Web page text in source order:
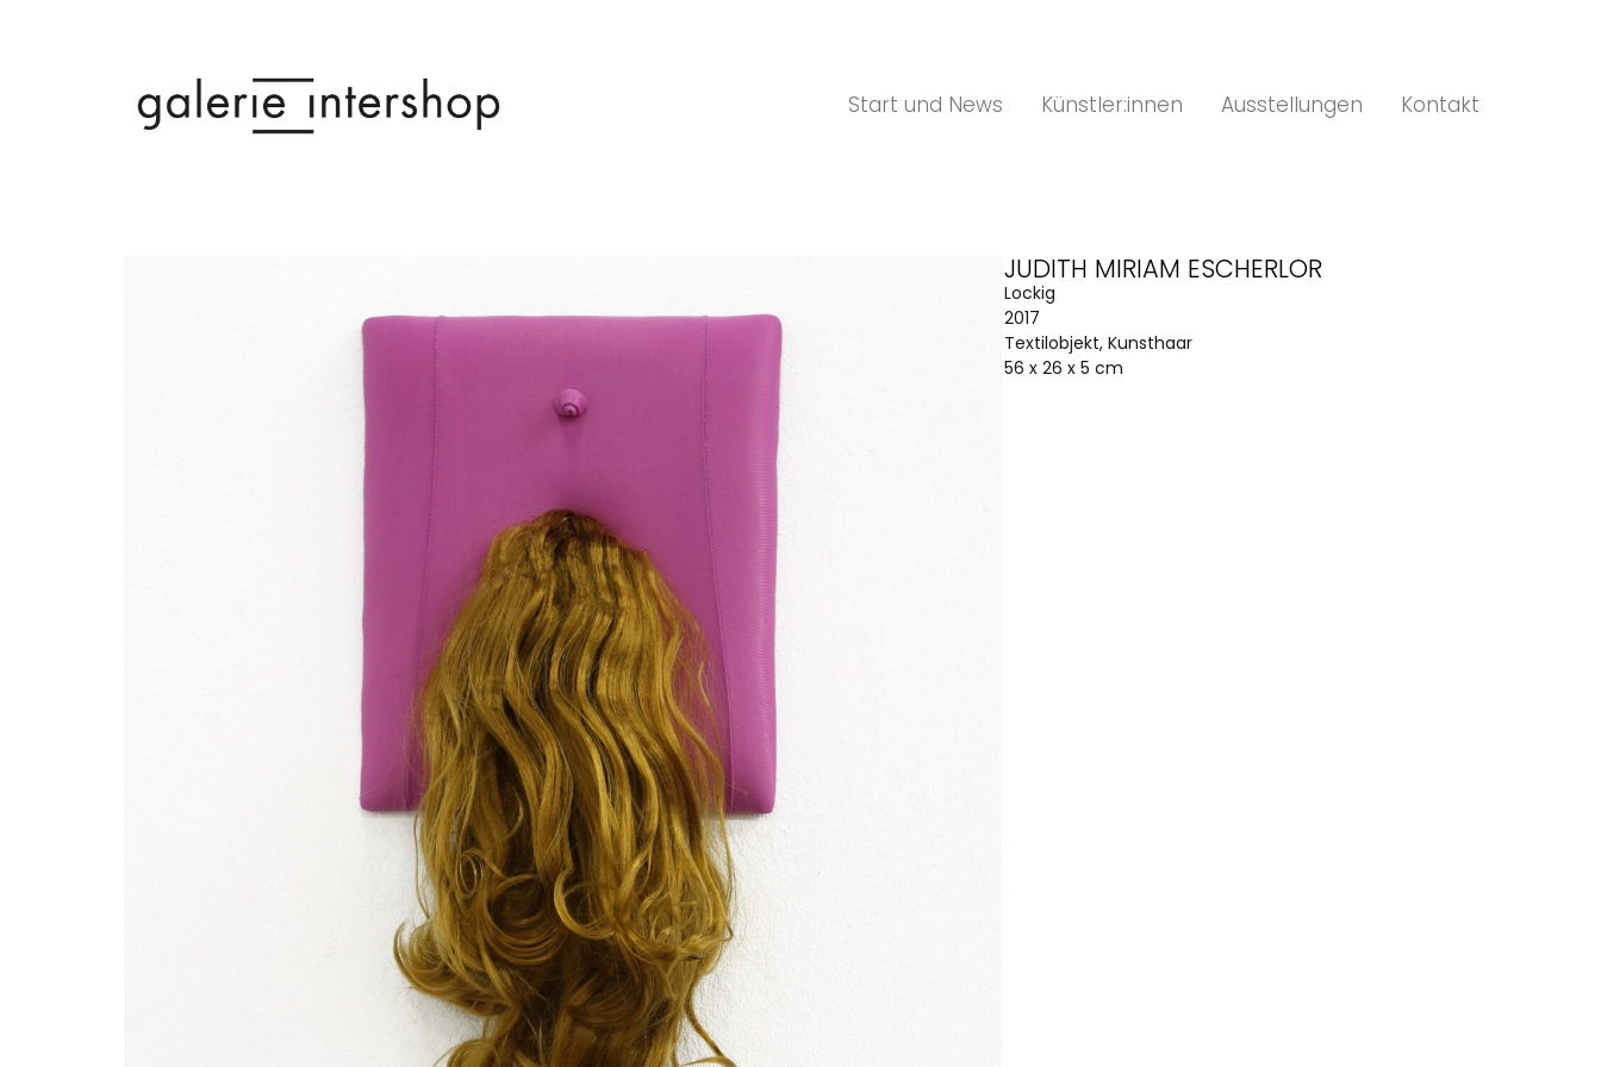
Start und News Künstler:innen Ausstellungen Kontakt
JUDITH MIRIAM ESCHERLOR
Lockig
2017
Textilobjekt, Kunsthaar
56 x 26 x 5 cm